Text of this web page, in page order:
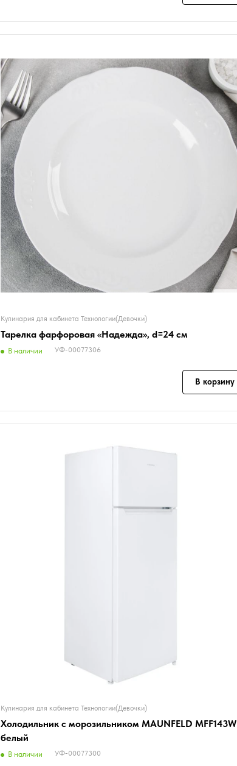
Кулинария для кабинета Технологии(Девочки)
Тарелка фарфоровая «Надежда», d=24 см
В наличии УФ-00077306
В корзину
Кулинария для кабинета Технологии(Девочки)
Холодильник с морозильником MAUNFELD MFF143W
белый
В наличии УФ-00077300